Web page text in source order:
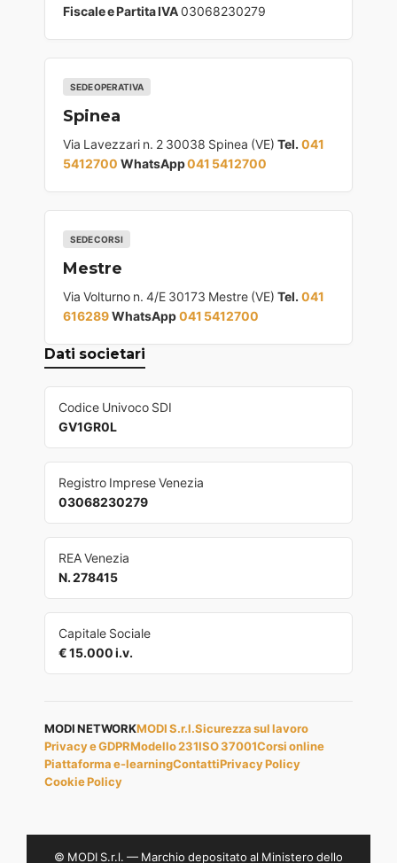
Fiscale e Partita IVA03068230279
SEDE OPERATIVA
Spinea
Via Lavezzari n. 2 30038 Spinea (VE) Tel. 041
5412700 WhatsApp041 5412700
SEDE CORSI
Mestre
Via Volturno n. 4/E 30173 Mestre (VE) Tel. 041
616289WhatsApp041 5412700
Dati societari
Codice Univoco SDI
GV1GR0L
Registro Imprese Venezia
03068230279
REA Venezia
N. 278415
Capitale Sociale
€ 15.000 i.v.
MODI NETWORKMODI S.r.l.Sicurezza sul lavoro
Privacy e GDPRModello 231ISO 37001Corsi online
Piattaforma e-learningContattiPrivacy Policy
Cookie Policy
© MODI S.r.l. — Marchio depositato al Ministero dello